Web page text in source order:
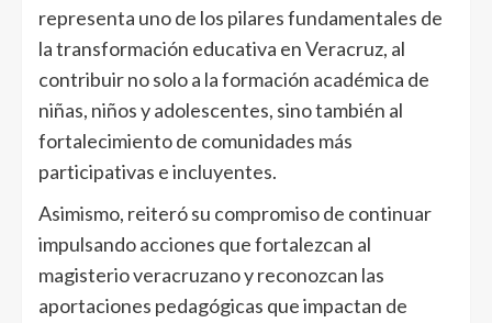
representa uno de los pilares fundamentales de
la transformación educativa en Veracruz, al
contribuir no solo a la formación académica de
niñas, niños y adolescentes, sino también al
fortalecimiento de comunidades más
participativas e incluyentes.
Asimismo, reiteró su compromiso de continuar
impulsando acciones que fortalezcan al
magisterio veracruzano y reconozcan las
aportaciones pedagógicas que impactan de